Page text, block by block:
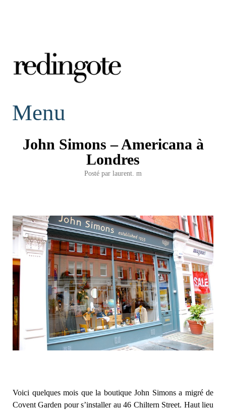
redingote.
Menu
John Simons – Americana à
Londres
Posté par laurent. m
Voici quelques mois que la boutique John Simons a migré de
Covent Garden pour s’installer au 46 Chiltern Street. Haut lieu